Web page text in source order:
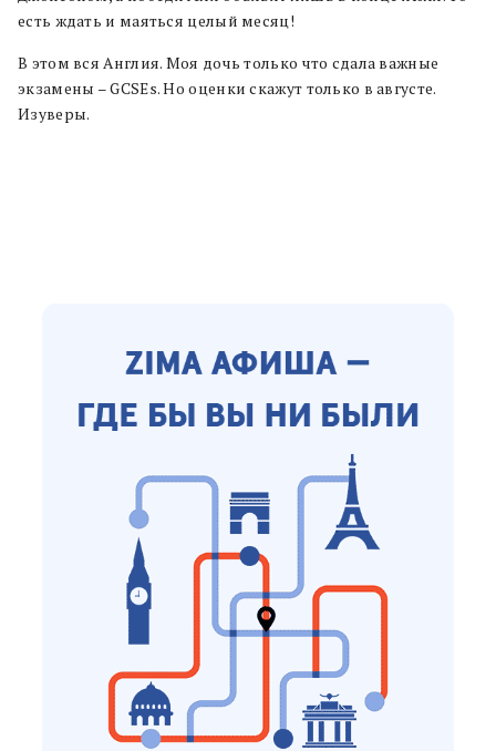
есть ждать и маяться целый месяц!
В этом вся Англия. Моя дочь только что сдала важные
экзамены – GCSEs. Но оценки скажут только в августе.
Изуверы.